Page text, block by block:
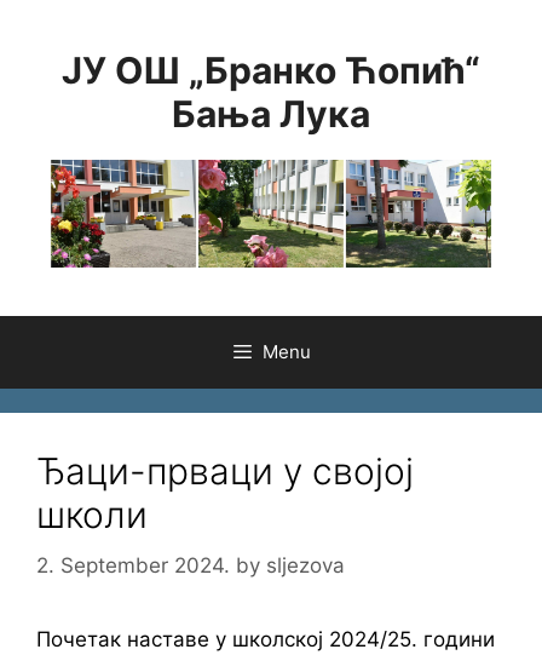
contentЈУ ОШ „Бранко Ћопић“
Бања Лука
Menu
Ђаци-прваци у својој
школи
2. September 2024. by sljezova
Почетак наставе у школској 2024/25. години